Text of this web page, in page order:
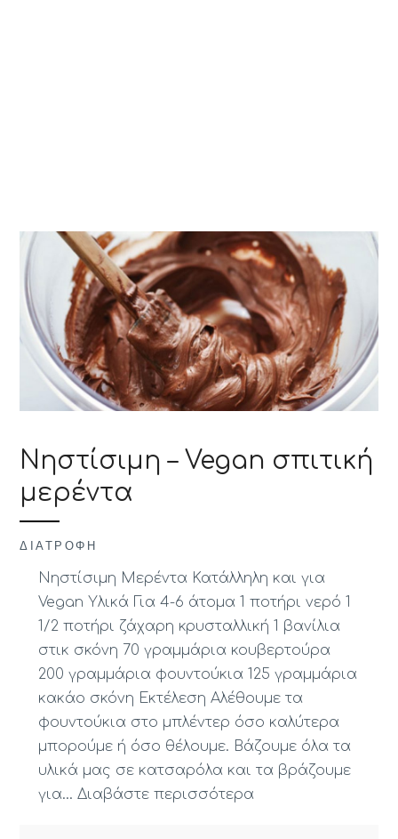
Νηστίσιμη – Vegan σπιτική
μερέντα
ΔΙΑΤΡΟΦΉ
Νηστίσιμη Μερέντα Κατάλληλη και για
Vegan Υλικά Για 4-6 άτομα 1 ποτήρι νερό 1
1/2 ποτήρι ζάχαρη κρυσταλλική 1 βανίλια
στικ σκόνη 70 γραμμάρια κουβερτούρα
200 γραμμάρια φουντούκια 125 γραμμάρια
κακάο σκόνη Εκτέλεση Αλέθουμε τα
φουντούκια στο μπλέντερ όσο καλύτερα
μπορούμε ή όσο θέλουμε. Βάζουμε όλα τα
υλικά μας σε κατσαρόλα και τα βράζουμε
για… Διαβάστε περισσότερα